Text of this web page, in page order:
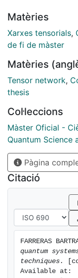
values, while
resources.
performing time
of this approach.
for future
applicability of this
Matèries
Xarxes tensorials,
de fi de màster
Matèries
Tensor network,
thesis
Col·leccions
Màster Oficial -
Quantum Science
Pàgina
Citació
FARRERAS
quantum
techniques.
Available at: